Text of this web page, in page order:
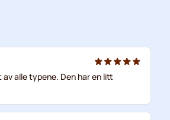
av alle typene. Den har en litt